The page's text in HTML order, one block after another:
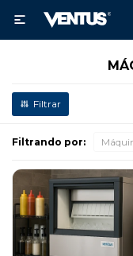

Filtrando por: